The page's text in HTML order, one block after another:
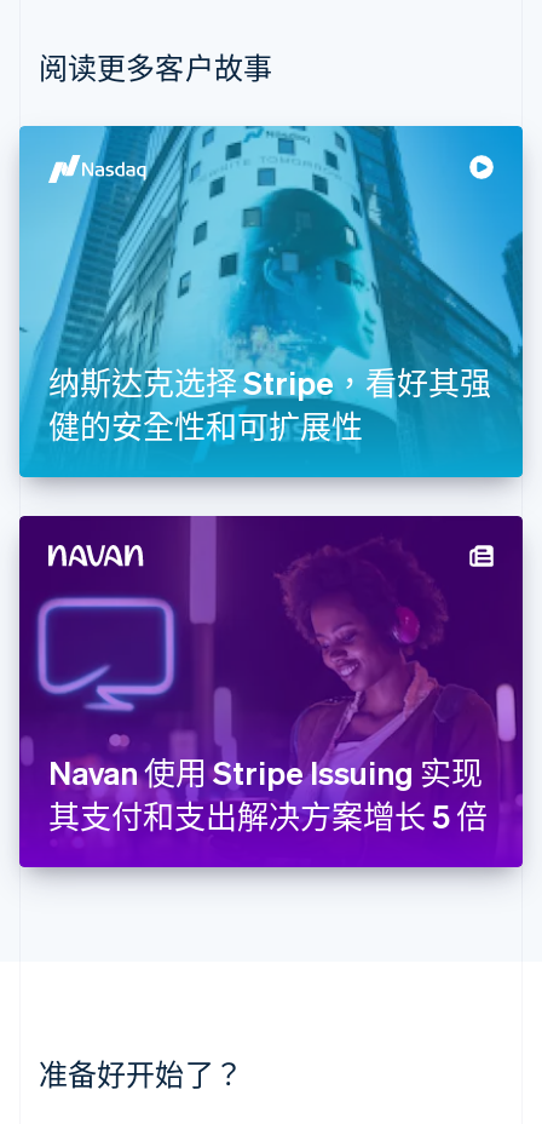
阅读更多客户故事
纳斯达克选择 Stripe，看好其强
健的安全性和可扩展性
Navan 使用 Stripe Issuing 实现
其支付和支出解决方案增长 5 倍
准备好开始了？
Nederlands Français Deutsch
波兰
丹麦
English
德国
DeutschEnglish
法国
Français English
芬兰
EnglishSvenska
荷兰
Nederlands
加拿大
EnglishFrançais
捷克
克罗地亚
English
立陶宛
English
卢森堡
FrançaisDeutsch English
罗马尼亚
English
马尔他
English
马来西亚
English
美国
日本
日本語English